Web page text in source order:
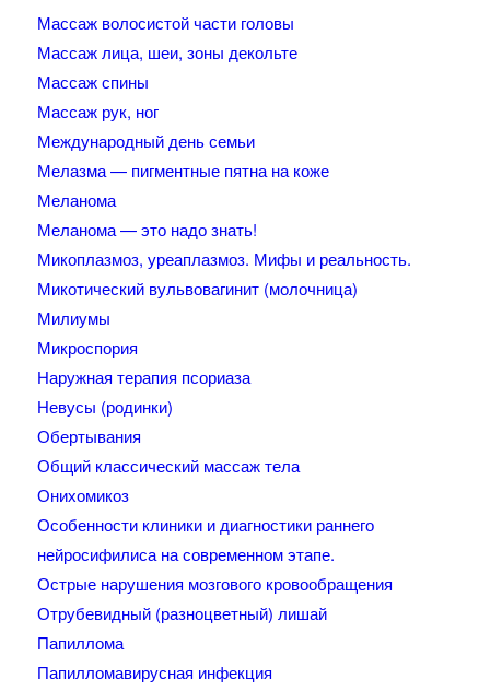
Массаж волосистой части головы
Массаж лица, шеи, зоны декольте
Массаж спины
Массаж рук, ног
Международный день семьи
Мелазма — пигментные пятна на коже
Меланома
Меланома — это надо знать!
Микоплазмоз, уреаплазмоз. Мифы и реальность.
Микотический вульвовагинит (молочница)
Милиумы
Микроспория
Наружная терапия псориаза
Невусы (родинки)
Обертывания
Общий классический массаж тела
Онихомикоз
Особенности клиники и диагностики раннего
нейросифилиса на современном этапе.
Острые нарушения мозгового кровообращения
Отрубевидный (разноцветный) лишай
Папиллома
Папилломавирусная инфекция